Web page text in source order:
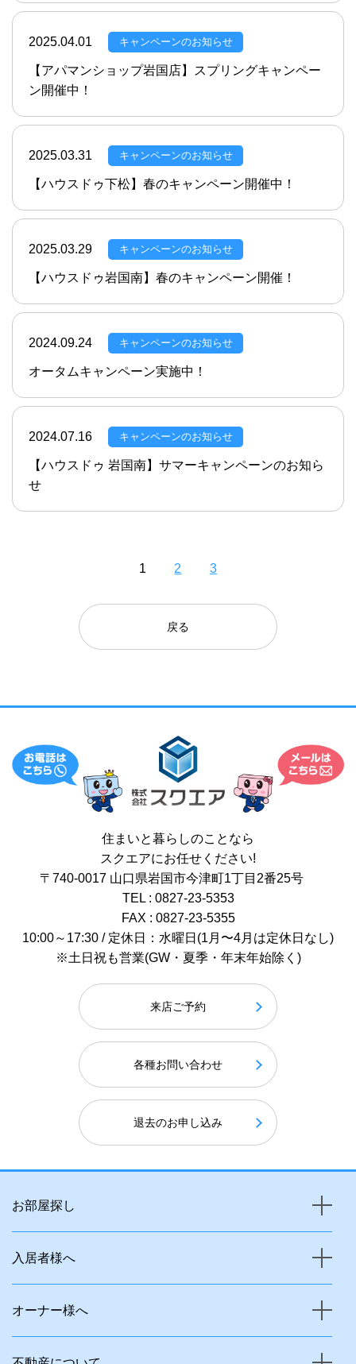
2025.04.01 キャンペーンのお知らせ
【アパマンショップ岩国店】スプリングキャンペー
ン開催中！
2025.03.31 キャンペーンのお知らせ
【ハウスドゥ下松】春のキャンペーン開催中！
2025.03.29 キャンペーンのお知らせ
【ハウスドゥ岩国南】春のキャンペーン開催！
2024.09.24 キャンペーンのお知らせ
オータムキャンペーン実施中！
2024.07.16 キャンペーンのお知らせ
【ハウスドゥ 岩国南】サマーキャンペーンのお知ら
せ
1 2 3
戻る
住まいと暮らしのことなら
スクエアにお任せください!
〒740-0017 山口県岩国市今津町1丁目2番25号
TEL : 0827-23-5353
FAX : 0827-23-5355
10:00～17:30 / 定休日：水曜日(1月〜4月は定休日なし)
※土日祝も営業(GW・夏季・年末年始除く)
来店ご予約
各種お問い合わせ
退去のお申し込み
お部屋探し
入居者様へ
オーナー様へ